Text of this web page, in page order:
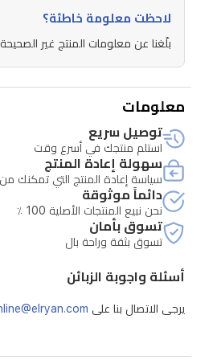
المزج،
مما
يسهل
عليك
تخصيص
درجات
اللون
المثالية،
كما
يمكنكِ
فوق
بعضها
للحصول
لاحظت معلومة خاطئة؟
بلّغنا عن معلومات المنتج غير
معلومات
توصيل سريع
استلم منتجك في أسرع وقت
سهولة إعادة المنتج
سياسة إعادة المنتج التي تمكنك
دائماً موثوقة
نحن نبيع المنتجات الأصلية 100 ٪
تسوق بأمان
تسوق بثقة وراحة بال
أسئلة واجوبة الزبائن
يرجى الاتصال بنا على